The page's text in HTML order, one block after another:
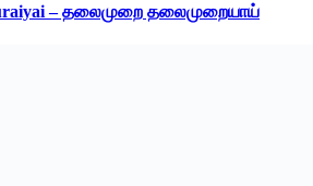
– தலைமுறை தலைமுறையாய்